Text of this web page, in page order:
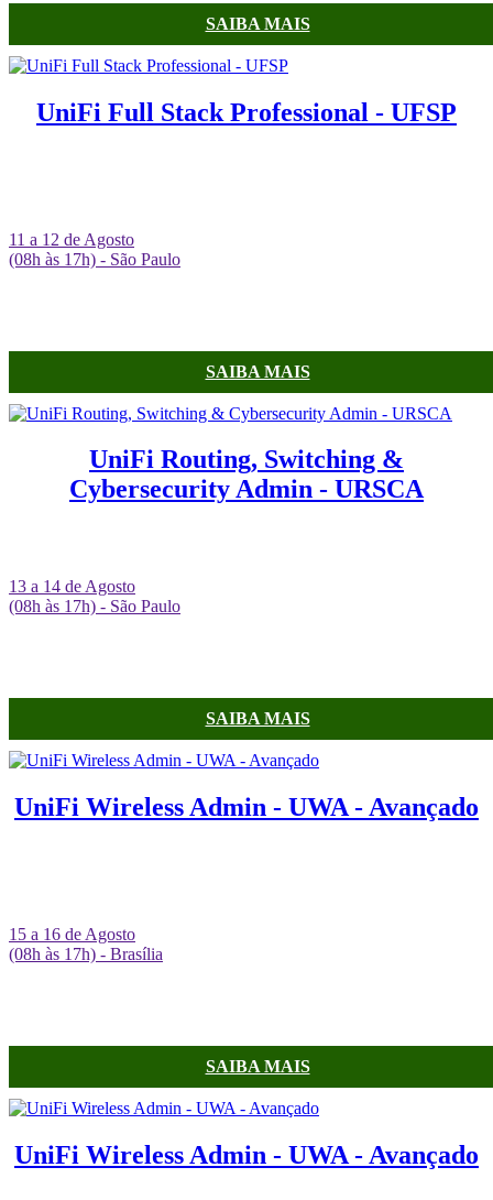
SAIBA MAIS
UniFi Full Stack Professional - UFSP
11 a 12 de Agosto
(08h às 17h) - São Paulo
SAIBA MAIS
UniFi Routing, Switching &
Cybersecurity Admin - URSCA
13 a 14 de Agosto
(08h às 17h) - São Paulo
SAIBA MAIS
UniFi Wireless Admin - UWA - Avançado
15 a 16 de Agosto
(08h às 17h) - Brasília
SAIBA MAIS
UniFi Wireless Admin - UWA - Avançado